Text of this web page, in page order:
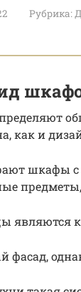
Рубрика:
как и
шкафы с
предметы,
являются
фасад,